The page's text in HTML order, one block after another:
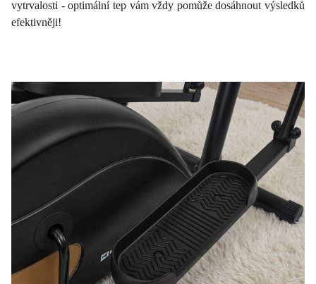
vytrvalosti - optimální tep vám vždy pomůže dosáhnout výsledků
efektivněji!